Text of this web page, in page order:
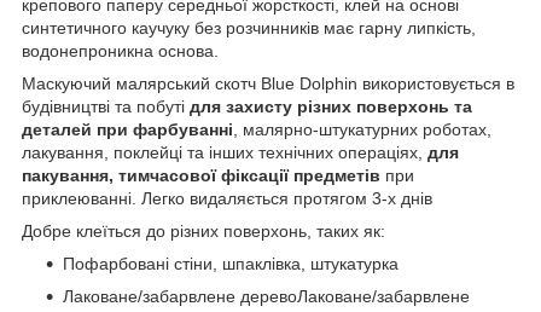
крепового паперу середньої жорсткості, клей на основі
синтетичного каучуку без розчинників має гарну липкість,
водонепроникна основа.
Маскуючий малярський скотч Blue Dolphin використовується в
будівництві та побуті для захисту різних поверхонь та
деталей при фарбуванні, малярно-штукатурних роботах,
лакування, поклейці та інших технічних операціях, для
пакування, тимчасової фіксації предметів при
приклеюванні. Легко видаляється протягом 3-х днів
Добре клеїться до різних поверхонь, таких як:
Пофарбовані стіни, шпаклівка, штукатурка
Лаковане/забарвлене деревоЛаковане/забарвлене